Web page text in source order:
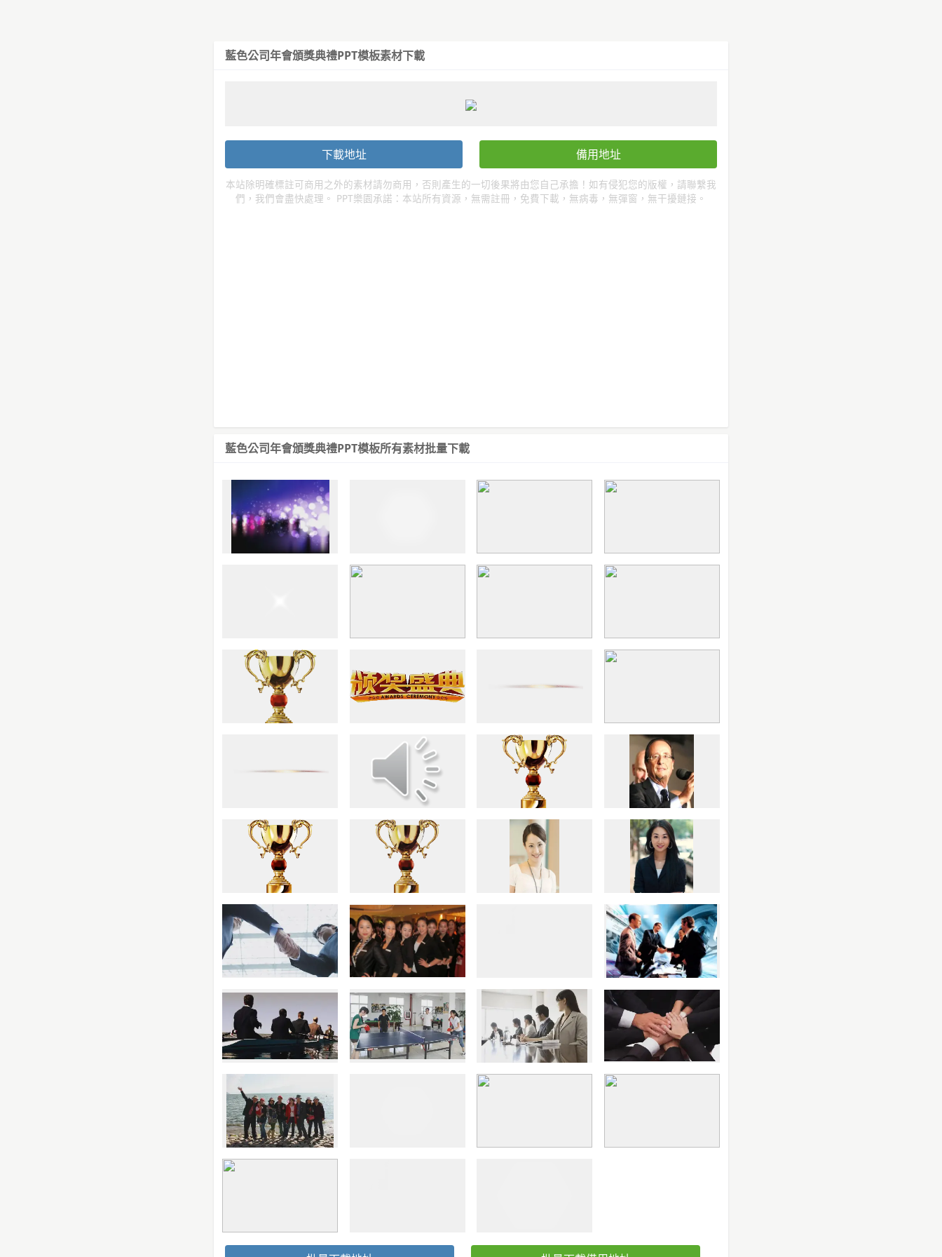
藍色公司年會頒獎典禮PPT模板素材下載
下載地址 備用地址
本站除明確標註可商用之外的素材請勿商用，否則產生的一切後果將由您自己承擔！如有侵犯您的版權，請聯繫我
們，我們會盡快處理。 PPT樂園承諾：本站所有資源，無需註冊，免費下載，無病毒，無彈窗，無干擾鏈接。
藍色公司年會頒獎典禮PPT模板所有素材批量下載